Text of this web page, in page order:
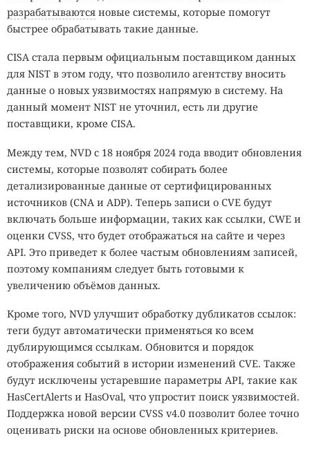
разрабатываются новые системы, которые помогут
быстрее обрабатывать такие данные.
CISA стала первым официальным поставщиком данных
для NIST в этом году, что позволило агентству вносить
данные о новых уязвимостях напрямую в систему. На
данный момент NIST не уточнил, есть ли другие
поставщики, кроме CISA.
Между тем, NVD с 18 ноября 2024 года вводит обновления
системы, которые позволят собирать более
детализированные данные от сертифицированных
источников (CNA и ADP). Теперь записи о CVE будут
включать больше информации, таких как ссылки, CWE и
оценки CVSS, что будет отображаться на сайте и через
API. Это приведет к более частым обновлениям записей,
поэтому компаниям следует быть готовыми к
увеличению объёмов данных.
Кроме того, NVD улучшит обработку дубликатов ссылок:
теги будут автоматически применяться ко всем
дублирующимся ссылкам. Обновится и порядок
отображения событий в истории изменений CVE. Также
будут исключены устаревшие параметры API, такие как
HasCertAlerts и HasOval, что упростит поиск уязвимостей.
Поддержка новой версии CVSS v4.0 позволит более точно
оценивать риски на основе обновленных критериев.